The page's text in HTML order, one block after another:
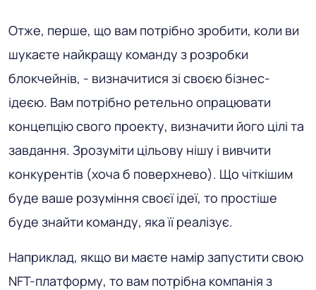
Отже, перше, що вам потрібно зробити, коли ви
шукаєте найкращу команду з розробки
блокчейнів, - визначитися зі своєю бізнес-
ідеєю. Вам потрібно ретельно опрацювати
концепцію свого проекту, визначити його цілі та
завдання. Зрозуміти цільову нішу і вивчити
конкурентів (хоча б поверхнево). Що чіткішим
буде ваше розуміння своєї ідеї, то простіше
буде знайти команду, яка її реалізує.
Наприклад, якщо ви маєте намір запустити свою
NFT-платформу, то вам потрібна компанія з